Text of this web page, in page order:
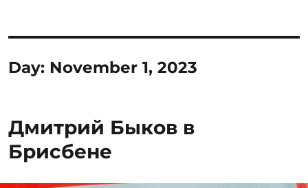
Day: November 1, 2023
Дмитрий Быков в
Брисбене